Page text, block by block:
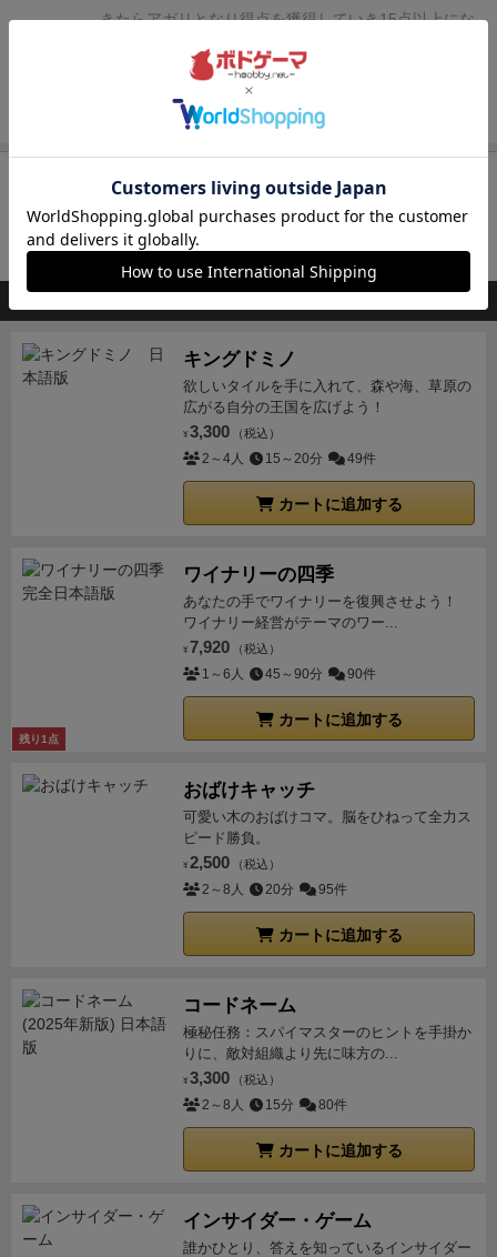
極めることが求められるでしょう その他====== ・カー
リーブ入れても全カードしまえます！
色が若干違う場合がありますが、あまりプレイに影響
なかったです。どうしても気になる方は、裏面が隠れ
るスリーブに入れても良いかもしれません。
きたらアガリとなり得点を獲得していき15点以上にな
れば勝ちだが、リーチの際には手札を伏せる必要があ
り、ロンできるのも自分の手番時だけで、記憶力も試
パンダにもホンモノパンダ、ニセモノパン
ダ、パロディパンダとありホンモノとニセモノは分か
りやすいのから腕や尻尾にも注意しないと間違いやす
いのがあります。パロディパンダは、知ってる人には
すぐ分かるパロディで記憶しやすいので得点は低めに
なっています。
なのでポンやチーとかはないので、欲しいのが引けな
いとリーチすらしにくいけど(一応、ワイルドカードが
5枚ある)、ルールは分かりやすいので、記憶力に自信
がない時に遊ぶといいよ。
再入荷までお待ち下さい
入荷通知を受け取る
会員登録後、通知送信先を設定すると入荷通知を受け取れます
キングドミノ
欲しいタイルを手に入れて、森や海、草原の
広がる自分の王国を広げよう！
¥ 3,300 （税込）
2～4人 15～20分 49件
カートに追加する
残り1点
ワイナリーの四季
あなたの手でワイナリーを復興させよう！
ワイナリー経営がテーマのワー...
¥ 7,920 （税込）
1～6人 45～90分 90件
カートに追加する
おばけキャッチ
可愛い木のおばけコマ。脳をひねって全力ス
ピード勝負。
¥ 2,500 （税込）
2～8人 20分 95件
カートに追加する
コードネーム
極秘任務：スパイマスターのヒントを手掛か
りに、敵対組織より先に味方の...
¥ 3,300 （税込）
2～8人 15分 80件
カートに追加する
インサイダー・ゲーム
誰かひとり、答えを知っているインサイダー